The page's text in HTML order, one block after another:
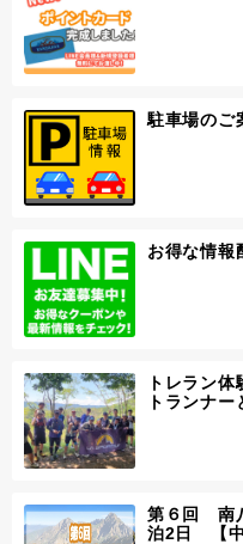
駐車場のご
お得な情報
トレラン
トランナ
第６回 南
泊2日 【中